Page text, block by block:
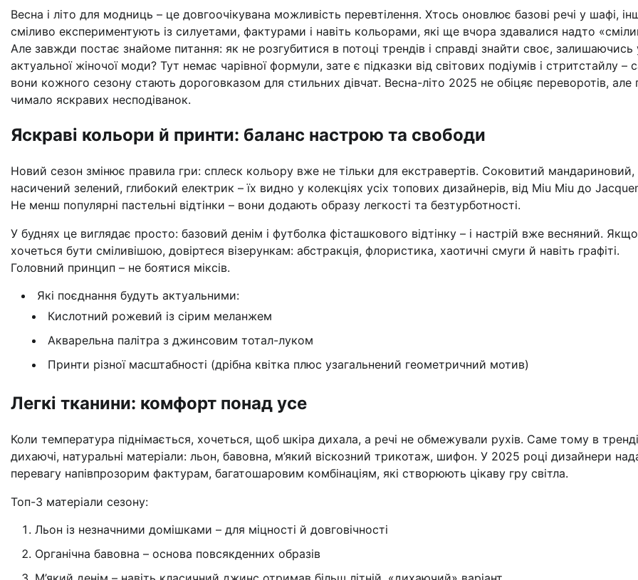
Весна і літо для модниць – це довгоочікувана можливість перевтілення. Хтось оновлює базові речі у шафі,
сміливо експериментують із силуетами, фактурами і навіть кольорами, які ще вчора здавалися надто
Але завжди постає знайоме питання: як не розгубитися в потоці трендів і справді знайти своє, залишаючись
актуальної жіночої моди? Тут немає чарівної формули, зате є підказки від світових подіумів і стритстайлу –
вони кожного сезону стають дороговказом для стильних дівчат. Весна-літо 2025 не обіцяє переворотів, але
чимало яскравих несподіванок.
Яскраві кольори й принти: баланс настрою та свободи
Новий сезон змінює правила гри: сплеск кольору вже не тільки для екстравертів. Соковитий мандариновий,
насичений зелений, глибокий електрик – їх видно у колекціях усіх топових дизайнерів, від Miu Miu до
Не менш популярні пастельні відтінки – вони додають образу легкості та безтурботності.
У буднях це виглядає просто: базовий денім і футболка фісташкового відтінку – і настрій вже весняний. Якщо
хочеться бути сміливішою, довіртеся візерункам: абстракція, флористика, хаотичні смуги й навіть графіті.
Головний принцип – не боятися міксів.
Які поєднання будуть актуальними:
Кислотний рожевий із сірим меланжем
Акварельна палітра з джинсовим тотал-луком
Принти різної масштабності (дрібна квітка плюс узагальнений геометричний мотив)
Легкі тканини: комфорт понад усе
Коли температура піднімається, хочеться, щоб шкіра дихала, а речі не обмежували рухів. Саме тому в тренді
дихаючі, натуральні матеріали: льон, бавовна, м’який віскозний трикотаж, шифон. У 2025 році дизайнери
перевагу напівпрозорим фактурам, багатошаровим комбінаціям, які створюють цікаву гру світла.
Топ-3 матеріали сезону:
Льон із незначними домішками – для міцності й довговічності
Органічна бавовна – основа повсякденних образів